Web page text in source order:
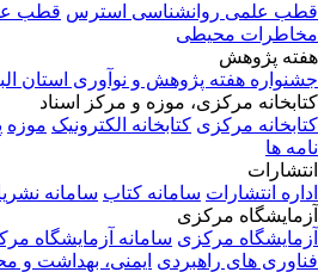
قطب علمی روانشناسی استرس قطب
مخاطرات محیطی
هفته پژوهش
جشنواره هفته پژوهش و نوآوری استان
کتابخانه مرکزی، موزه و مرکز اسناد
کتابخانه مرکزی کتابخانه الکترونیک موزه
نامه ها
انتشارات
اداره انتشارات سامانه کتاب سامانه
آزمایشگاه مرکزی
آزمایشگاه مرکزی سامانه آزمایشگاه
فناوری های راهبردی ایمنی، بهداشت و